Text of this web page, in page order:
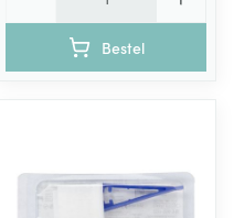
Bestel